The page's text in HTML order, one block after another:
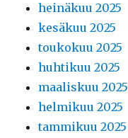
heinäkuu 2025
kesäkuu 2025
toukokuu 2025
huhtikuu 2025
maaliskuu 2025
helmikuu 2025
tammikuu 2025